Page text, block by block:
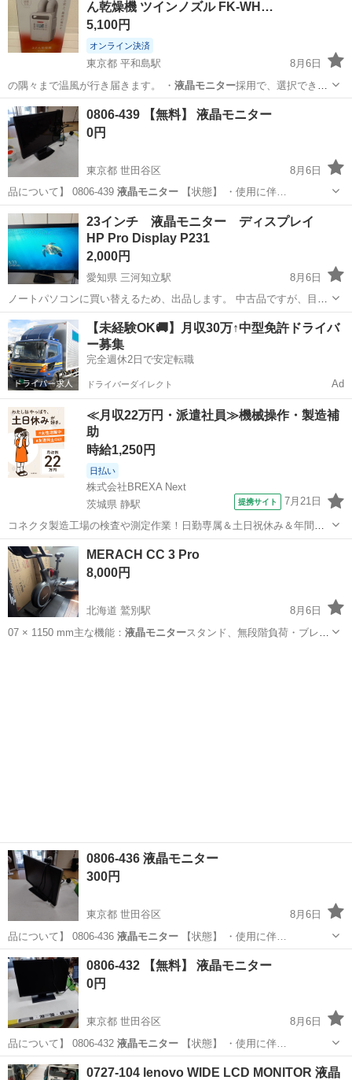
ん乾燥機 ツインノズル FK-WH…
5,100円
オンライン決済
東京都 平和島駅
8月6日
の隅々まで温風が行き届きます。 ・ 液晶モニター採用で、選択できる
モード(あたため…
東京 大田区 生活家電
0806-439 【無料】 液晶モニター
0円
東京都 世田谷区
8月6日
品について】 0806-439 液晶モニター 【状態】 ・使用に伴…
東京 世田谷区 周辺機器 液晶モニター
23インチ 液晶モニター ディスプレイ
HP Pro Display P231
2,000円
愛知県 三河知立駅
8月6日
ノートパソコンに買い替えるため、出品します。 中古品ですが、目立
ったキズ等無く美品だと思います。 動作や映像も特に不具合箇所はな
いです。 取引直前にも動作確認は行いますが、 取引後の保証は出来ま
せんので ノークレームノー...
愛知 豊田市 三河知立駅 周辺機器 23インチ
【未経験OK🚚】月収30万↑中型免許ドライバ
ー募集
完全週休2日で安定転職
ドライバーダイレクト Ad
≪月収22万円・派遣社員≫機械操作・製造補
助
時給1,250円
日払い
株式会社BREXA Next
茨城県 静駅
提携サイト 7月21日
コネクタ製造工場の検査や測定作業！日勤専属＆土日祝休み＆年間休
日128日★クリーンルーム内作業★マイカー通勤OK＆無料駐車場あり
★就業先食堂利用可！日払い制度あり！《茨城県常陸大宮市》 人気の
工場のお仕事 ◇コネクタ製造工...
茨城 常陸大宮市 静駅 その他
MERACH CC 3 Pro
8,000円
北海道 鷲別駅
8月6日
07 × 1150 mm主な機能： 液晶モニタースタンド、無段階負荷・ブレー
0806-436 液晶モニター
300円
東京都 世田谷区
8月6日
品について】 0806-436 液晶モニター 【状態】 ・使用に伴…
東京 世田谷区 液晶モニター
0806-432 【無料】 液晶モニター
0円
東京都 世田谷区
8月6日
品について】 0806-432 液晶モニター 【状態】 ・使用に伴…
東京 世田谷区
0727-104 lenovo WIDE LCD MONITOR 液晶